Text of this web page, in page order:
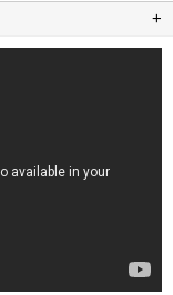
+